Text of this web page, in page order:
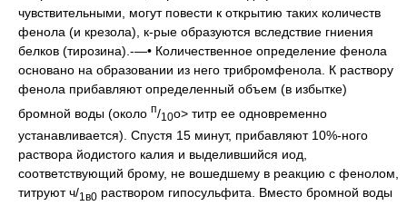
чувствительными, могут повести к открытию таких количеств
фенола (и крезола), к-рые образуются вследствие гниения
белков (тирозина).-—• Количественное определение фенола
основано на образовании из него трибромфенола. К раствору
фенола прибавляют определенный объем (в избытке)
бромной воды (около п/10о> титр ее одновременно
устанавливается). Спустя 15 минут, прибавляют 10%-ного
раствора йодистого калия и выделившийся иод,
соответствующий брому, не вошедшему в реакцию с фенолом,
титруют ч/1в0 раствором гипосульфита. Вместо бромной воды